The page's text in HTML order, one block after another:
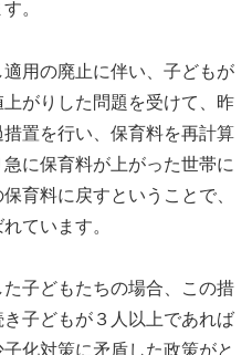
。
用の廃止に伴い、子どもが
がりした問題を受けて、昨
置を行い、保育料を再計算
に保育料が上がった世帯に
育料に戻すということで、
ています。
子どもたちの場合、この措
子どもが３人以上であれば
化対策に矛盾した政策がと